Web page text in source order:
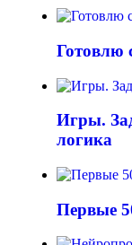
Готовлю
Игры.
логика
Первые